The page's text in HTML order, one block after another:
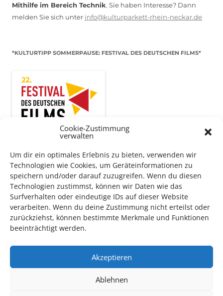
Cookie-Zustimmung
verwalten
Um dir ein optimales Erlebnis zu bieten, verwenden wir
Technologien wie Cookies, um Geräteinformationen zu
speichern und/oder darauf zuzugreifen. Wenn du diesen
Technologien zustimmst, können wir Daten wie das
Surfverhalten oder eindeutige IDs auf dieser Website
verarbeiten. Wenn du deine Zustimmung nicht erteilst oder
zurückziehst, können bestimmte Merkmale und Funktionen
beeinträchtigt werden.
Akzeptieren
Ablehnen
Mithilfe im Bereich Technik. Sie haben Interesse? Dann
melden Sie sich unter info@kulturparkett-rhein-neckar.de
*KULTURTIPP SOMMERPAUSE: FESTIVAL DES DEUTSCHEN FILMS*
Auch dieses Jahr findet wieder dasFestival des deutschen
Filmsin Ludwigshafen statt.
Vom 19. August bist zum 9. September
haben
Kulturpass-
Inhaber*innen freien Eintrittzu den Vorstellungen – 30
Minuten vor Beginn des Films und solange der Vorrat reicht!
DIGITAL KULTURPASS BEANTRAGEN